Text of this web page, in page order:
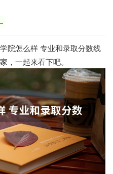
院怎么样 专业和录取分数线
，一起来看下吧。